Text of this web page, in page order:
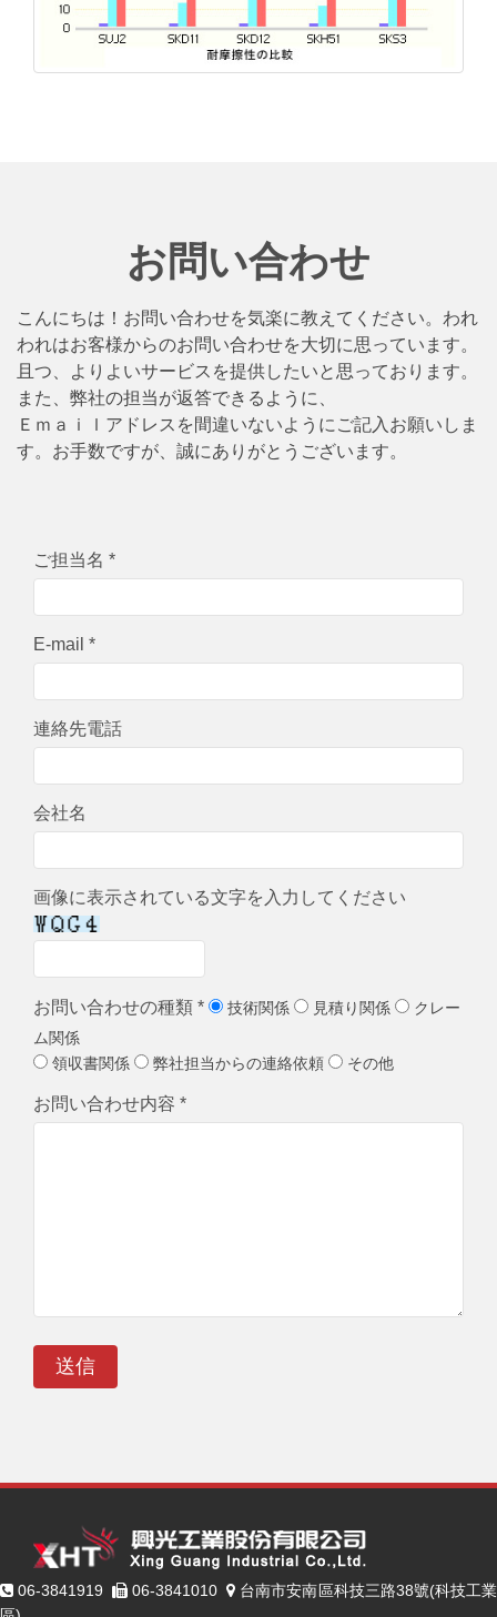
お問い合わせ
こんにちは！お問い合わせを気楽に教えてください。われ
われはお客様からのお問い合わせを大切に思っています。
且つ、よりよいサービスを提供したいと思っております。
また、弊社の担当が返答できるように、
Ｅｍａｉｌアドレスを間違いないようにご記入お願いしま
す。お手数ですが、誠にありがとうございます。
ご担当名 *
E-mail *
連絡先電話
会社名
画像に表示されている文字を入力してください
お問い合わせの種類 * 技術関係 見積り関係
クレー
ム関係
領収書関係
弊社担当からの連絡依頼 その他
お問い合わせ内容 *
送信
06-3841919 06-3841010
台南市安南區科技三路38號(科技工業